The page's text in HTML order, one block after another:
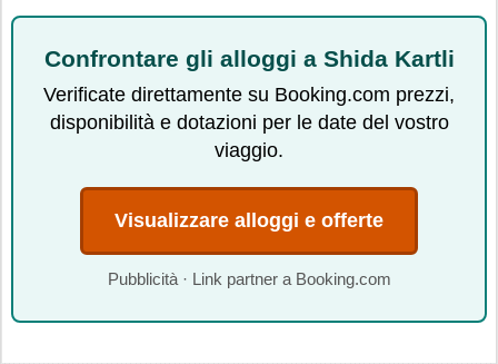
Confrontare gli alloggi a Shida Kartli
Verificate direttamente su Booking.com prezzi,
disponibilità e dotazioni per le date del vostro
viaggio.
Visualizzare alloggi e offerte
Pubblicità · Link partner a Booking.com